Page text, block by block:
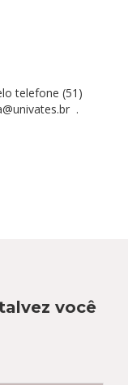
telefone (51)
.
você